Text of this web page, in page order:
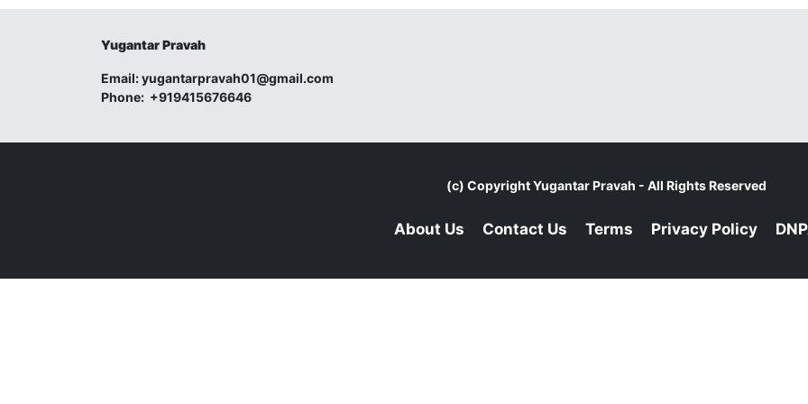
Yugantar Pravah
Email:yugantarpravah01@gmail.com
Phone: +919415676646
(c) CopyrightYugantar Pravah - All Rights Reserved
About Us Contact Us Terms Privacy Policy